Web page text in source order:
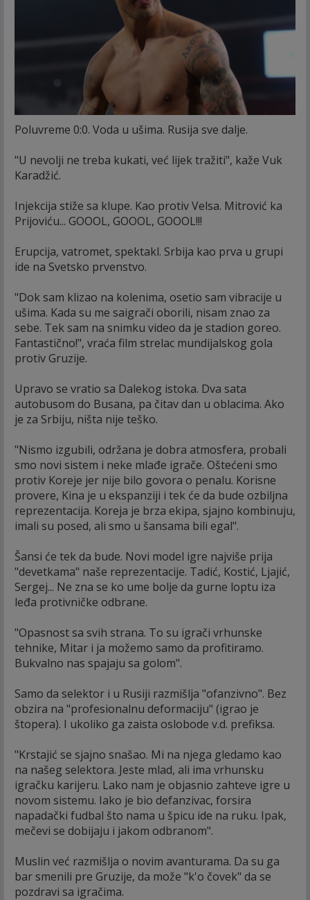
Poluvreme 0:0. Voda u ušima. Rusija sve dalje.
"U nevolji ne treba kukati, već lijek tražiti", kaže Vuk
Karadžić.
Injekcija stiže sa klupe. Kao protiv Velsa. Mitrović ka
Prijoviću... GOOOL, GOOOL, GOOOL!!!
Erupcija, vatromet, spektakl. Srbija kao prva u grupi
ide na Svetsko prvenstvo.
"Dok sam klizao na kolenima, osetio sam vibracije u
ušima. Kada su me saigrači oborili, nisam znao za
sebe. Tek sam na snimku video da je stadion goreo.
Fantastično!", vraća film strelac mundijalskog gola
protiv Gruzije.
Upravo se vratio sa Dalekog istoka. Dva sata
autobusom do Busana, pa čitav dan u oblacima. Ako
je za Srbiju, ništa nije teško.
"Nismo izgubili, održana je dobra atmosfera, probali
smo novi sistem i neke mlađe igrače. Oštećeni smo
protiv Koreje jer nije bilo govora o penalu. Korisne
provere, Kina je u ekspanziji i tek će da bude ozbiljna
reprezentacija. Koreja je brza ekipa, sjajno kombinuju,
imali su posed, ali smo u šansama bili egal".
Šansi će tek da bude. Novi model igre najviše prija
"devetkama" naše reprezentacije. Tadić, Kostić, Ljajić,
Sergej... Ne zna se ko ume bolje da gurne loptu iza
leđa protivničke odbrane.
"Opasnost sa svih strana. To su igrači vrhunske
tehnike, Mitar i ja možemo samo da profitiramo.
Bukvalno nas spajaju sa golom".
Samo da selektor i u Rusiji razmišlja "ofanzivno". Bez
obzira na "profesionalnu deformaciju" (igrao je
štopera). I ukoliko ga zaista oslobode v.d. prefiksa.
"Krstajić se sjajno snašao. Mi na njega gledamo kao
na našeg selektora. Jeste mlad, ali ima vrhunsku
igračku karijeru. Lako nam je objasnio zahteve igre u
novom sistemu. Iako je bio defanzivac, forsira
napadački fudbal što nama u špicu ide na ruku. Ipak,
mečevi se dobijaju i jakom odbranom".
Muslin već razmišlja o novim avanturama. Da su ga
bar smenili pre Gruzije, da može "k'o čovek" da se
pozdravi sa igračima.